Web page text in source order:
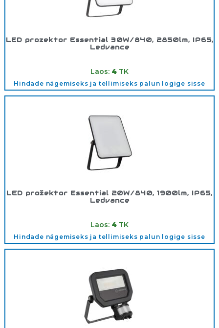
LED prozektor Essential 30W/840, 2850lm, IP65,
Ledvance
Laos: 4 TK
Hindade nägemiseks ja tellimiseks palun logige sisse
LED prožektor Essential 20W/840, 1900lm, IP65,
Ledvance
Laos: 4 TK
Hindade nägemiseks ja tellimiseks palun logige sisse